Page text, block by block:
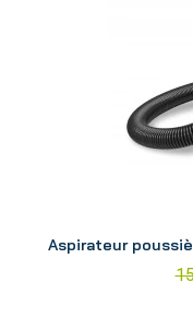
Aspirateur